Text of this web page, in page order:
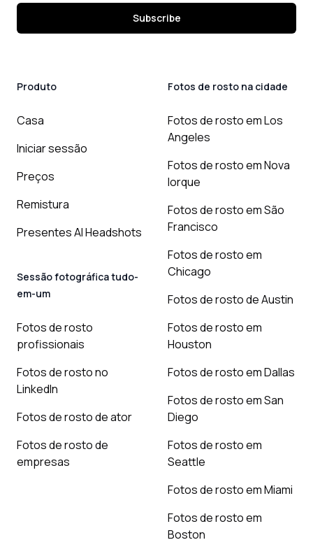
Subscribe
Produto
Casa
Iniciar sessão
Preços
Remistura
Presentes AI Headshots
Sessão fotográfica tudo-
em-um
Fotos de rosto
profissionais
Fotos de rosto no
LinkedIn
Fotos de rosto de ator
Fotos de rosto de
empresas
Fotos de rosto na cidade
Fotos de rosto em Los
Angeles
Fotos de rosto em Nova
Iorque
Fotos de rosto em São
Francisco
Fotos de rosto em
Chicago
Fotos de rosto de Austin
Fotos de rosto em
Houston
Fotos de rosto em Dallas
Fotos de rosto em San
Diego
Fotos de rosto em
Seattle
Fotos de rosto em Miami
Fotos de rosto em
Boston